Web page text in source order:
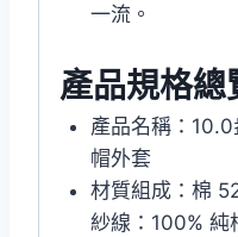
一流。
產品規格總
產品名稱：
帽外套
材質組成：棉
紗線：100% 純